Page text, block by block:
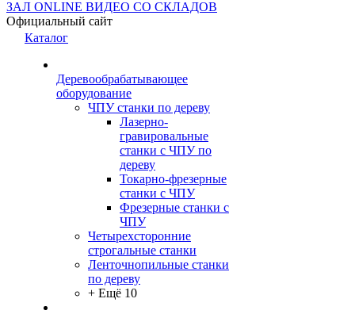
ЗАЛ ONLINE ВИДЕО СО СКЛАДОВ
Официальный сайт
Каталог
Деревообрабатывающее
оборудование
ЧПУ станки по дереву
Лазерно-
гравировальные
станки с ЧПУ по
дереву
Токарно-фрезерные
станки с ЧПУ
Фрезерные станки с
ЧПУ
Четырехсторонние
строгальные станки
Ленточнопильные станки
по дереву
+ Ещё 10